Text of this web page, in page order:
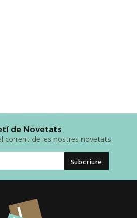
de Novetats
corrent de les nostres novetats